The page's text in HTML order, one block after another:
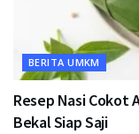
BERITA UMKM
Resep Nasi Cokot
Bekal Siap Saji